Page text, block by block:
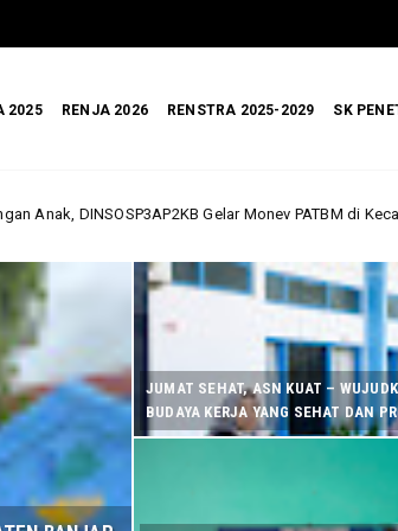
2025 RENJA 2026 RENSTRA 2025-2029 SK
Monev PATBM di Kecamatan Karang Intan
JUMAT SEHAT, ASN KUAT –
BUDAYA KERJA YANG SEHAT DAN